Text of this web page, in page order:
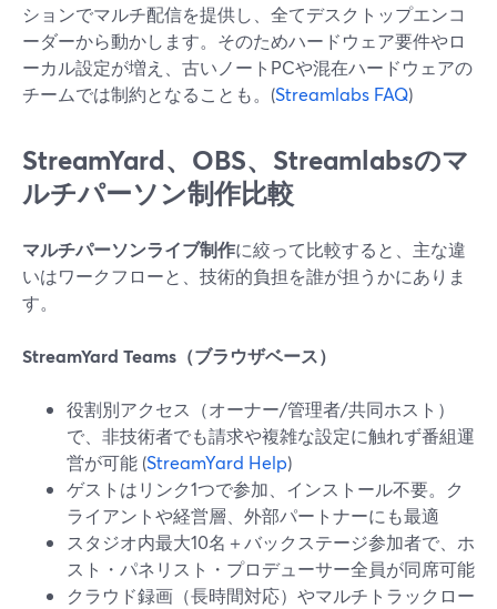
ションでマルチ配信を提供し、全てデスクトップエンコ
ーダーから動かします。そのためハードウェア要件やロ
ーカル設定が増え、古いノートPCや混在ハードウェアの
チームでは制約となることも。(Streamlabs FAQ)
StreamYard、OBS、Streamlabsのマ
ルチパーソン制作比較
マルチパーソンライブ制作に絞って比較すると、主な違
いはワークフローと、技術的負担を誰が担うかにありま
す。
StreamYard Teams（ブラウザベース）
役割別アクセス（オーナー/管理者/共同ホスト）
で、非技術者でも請求や複雑な設定に触れず番組運
営が可能 (StreamYard Help)
ゲストはリンク1つで参加、インストール不要。ク
ライアントや経営層、外部パートナーにも最適
スタジオ内最大10名＋バックステージ参加者で、ホ
スト・パネリスト・プロデューサー全員が同席可能
クラウド録画（長時間対応）やマルチトラックロー